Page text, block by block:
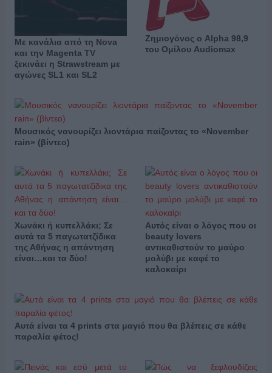
Με κανάλια από τη Nova
και την Magenta TV
ξεκινάει η Strawstream με
αγώνες SL1 και SL2
Ζημιογόνος ο Alpha 98,9
του Ομίλου Audiomax
Μουσικός νανουρίζει λιοντάρια παίζοντας το «November
rain» (βίντεο)
Χωνάκι ή κυπελλάκι; Σε
αυτά τα 5 παγωτατζίδικα
της Αθήνας η απάντηση
είναι…και τα δύο!
Αυτός είναι ο λόγος που οι
beauty lovers
αντικαθιστούν το μαύρο
μολύβι με καφέ το
καλοκαίρι
Αυτά είναι τα 4 prints στα μαγιό που θα βλέπεις σε κάθε
παραλία φέτος!